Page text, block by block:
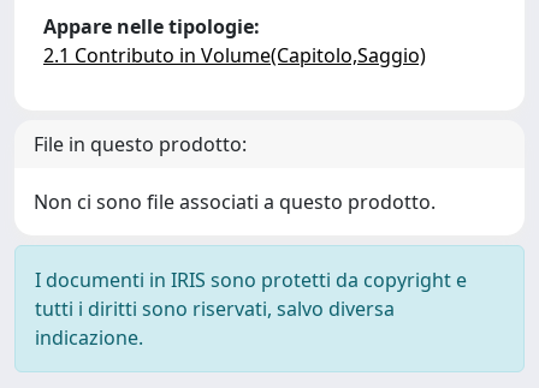
Appare nelle tipologie:
2.1 Contributo in Volume(Capitolo,Saggio)
File in questo prodotto:
Non ci sono file associati a questo prodotto.
I documenti in IRIS sono protetti da copyright e
tutti i diritti sono riservati, salvo diversa
indicazione.